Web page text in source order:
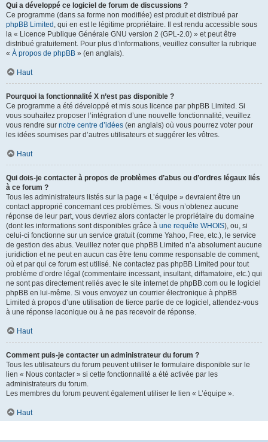
Qui a développé ce logiciel de forum de discussions ?
Ce programme (dans sa forme non modifiée) est produit et distribué par
phpBB Limited , qui en est le légitime propriétaire. Il est rendu accessible sous
la « Licence Publique Générale GNU version 2 (GPL-2.0) » et peut être
distribué gratuitement. Pour plus d’informations, veuillez consulter la rubrique
« À propos de phpBB » (en anglais).
Haut
Pourquoi la fonctionnalité X n’est pas disponible ?
Ce programme a été développé et mis sous licence par phpBB Limited. Si
vous souhaitez proposer l’intégration d’une nouvelle fonctionnalité, veuillez
vous rendre sur notre centre d’idées (en anglais) où vous pourrez voter pour
les idées soumises par d’autres utilisateurs et suggérer les vôtres.
Haut
Qui dois-je contacter à propos de problèmes d’abus ou d’ordres légaux liés
à ce forum ?
Tous les administrateurs listés sur la page « L’équipe » devraient être un
contact approprié concernant ces problèmes. Si vous n’obtenez aucune
réponse de leur part, vous devriez alors contacter le propriétaire du domaine
(dont les informations sont disponibles grâce à une requête WHOIS), ou, si
celui-ci fonctionne sur un service gratuit (comme Yahoo, Free, etc.), le service
de gestion des abus. Veuillez noter que phpBB Limited n’a absolument aucune
juridiction et ne peut en aucun cas être tenu comme responsable de comment,
où et par qui ce forum est utilisé. Ne contactez pas phpBB Limited pour tout
problème d’ordre légal (commentaire incessant, insultant, diffamatoire, etc.) qui
ne sont pas directement reliés avec le site internet de phpBB.com ou le logiciel
phpBB en lui-même. Si vous envoyez un courrier électronique à phpBB
Limited à propos d’une utilisation de tierce partie de ce logiciel, attendez-vous
à une réponse laconique ou à ne pas recevoir de réponse.
Haut
Comment puis-je contacter un administrateur du forum ?
Tous les utilisateurs du forum peuvent utiliser le formulaire disponible sur le
lien « Nous contacter » si cette fonctionnalité a été activée par les
administrateurs du forum.
Les membres du forum peuvent également utiliser le lien « L’équipe ».
Haut